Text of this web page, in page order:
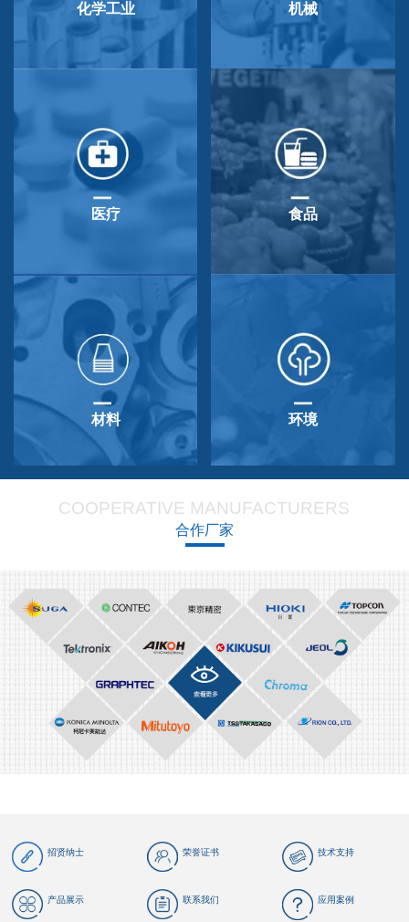
化学工业 机械
医疗 食品
材料 环境
COOPERATIVE MANUFACTURERS
合作厂家
招贤纳士 荣誉证书 技术支持
产品展示 联系我们 应用案例